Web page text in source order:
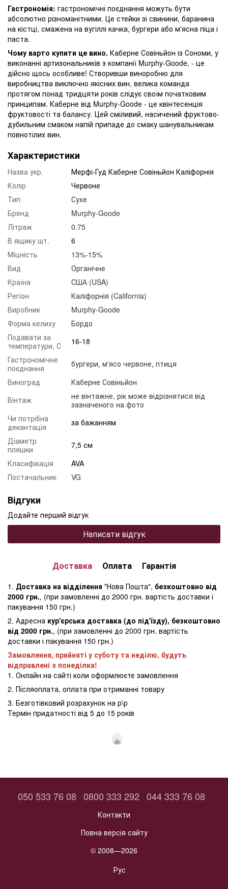
Гастрономія: гастрономічні поєднання можуть бути
абсолютно різноманітними. Це стейки зі свинини, баранина
на кістці, смажена на вугіллі качка, бургери або м'ясна піца і
паста.
Чому варто купити це вино. Каберне Совіньйон із Сономи, у
виконанні артизональників з компанії Murphy-Goode, - це
дійсно щось особливе! Створивши виноробню для
виробництва виключно якісних вин, велика команда
протягом понад тридцяти років слідує своїм початковим
принципам. Каберне від Murphy-Goode - це квінтесенція
фруктовості та балансу. Цей сміливий, насичений фруктово-
дубильним смаком напій припаде до смаку шанувальникам
повнотілих вин.
Характеристики
Назва укр.
Мерфі-Гуд Каберне Совіньйон Каліфорнія
Колір
Червоне
Тип
Сухе
Бренд
Murphy-Goode
Літраж
0.75
В ящику шт.
6
Міцність
13%-15%
Вид
Органічне
Країна
США (USA)
Регіон
Каліфорнія (California)
Виробник
Murphy-Goode
Форма келиху
Бордо
Подавати за
температури, С
16-18
Гастрономічне
поєднання
бургери, м'ясо червоне, птиця
Виноград
Каберне Совіньйон
Вінтаж
не вінтажне, рік може відрізнятися від
зазначеного на фото
Чи потрібна
декантація
за бажанням
Діаметр
пляшки
7,5 см
Класифікація
AVA
Постачальник
VG
Відгуки
Додайте перший відгук
Написати відгук
Доставка Оплата Гарантія
1. Доставка на відділення "Нова Пошта", безкоштовно від
2000 грн., (при замовленні до 2000 грн. вартість доставки і
пакування 150 грн.)
2. Адресна кур'єрська доставка (до під'їзду), безкоштовно
від 2000 грн., (при замовленні до 2000 грн. вартість
доставки і пакування 150 грн.)
Замовлення, прийняті у суботу та неділю, будуть
відправлені з понеділка!
1. Онлайн на сайті коли оформлюєте замовлення
2. Післяоплата, оплата при отриманні товару
3. Безготівковий розрахунок на р\р
Термін придатності від 5 до 15 років
050 533 76 08 0800 333 292 044 333 76 08
Контакти
Повна версія сайту
© 2008—2026
Рус